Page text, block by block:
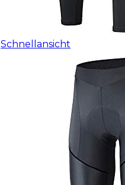
Schnellansicht